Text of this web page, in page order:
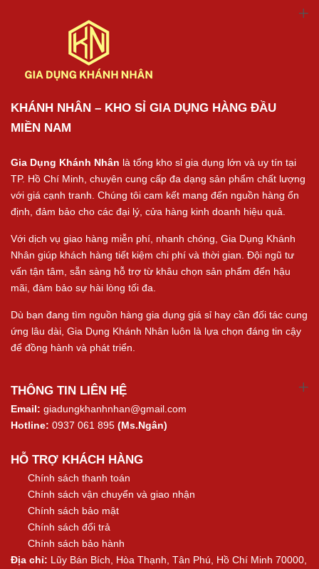
KHÁNH NHÂN – KHO SỈ GIA DỤNG HÀNG ĐẦU
MIỀN NAM
Gia Dụng Khánh Nhân là tổng kho sỉ gia dụng lớn và uy tín tại
TP. Hồ Chí Minh, chuyên cung cấp đa dạng sản phẩm chất lượng
với giá cạnh tranh. Chúng tôi cam kết mang đến nguồn hàng ổn
định, đảm bảo cho các đại lý, cửa hàng kinh doanh hiệu quả.
Với dịch vụ giao hàng miễn phí, nhanh chóng, Gia Dụng Khánh
Nhân giúp khách hàng tiết kiệm chi phí và thời gian. Đội ngũ tư
vấn tận tâm, sẵn sàng hỗ trợ từ khâu chọn sản phẩm đến hậu
mãi, đảm bảo sự hài lòng tối đa.
Dù bạn đang tìm nguồn hàng gia dụng giá sỉ hay cần đối tác cung
ứng lâu dài, Gia Dụng Khánh Nhân luôn là lựa chọn đáng tin cậy
để đồng hành và phát triển.
THÔNG TIN LIÊN HỆ
Email: giadungkhanhnhan@gmail.com
Hotline: 0937 061 895 (Ms.Ngân)
HỖ TRỢ KHÁCH HÀNG
Chính sách thanh toán
Chính sách vận chuyển và giao nhận
Chính sách bảo mật
Chính sách đổi trả
Chính sách bảo hành
Địa chỉ: Lũy Bán Bích, Hòa Thạnh, Tân Phú, Hồ Chí Minh 70000,